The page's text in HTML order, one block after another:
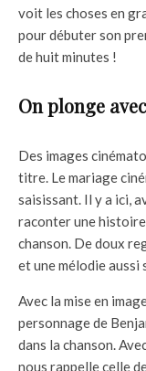
voit les choses en
pour débuter son
de huit minutes !
On plonge
Des images
titre. Le mariage
saisissant. Il y a ici,
raconter une histoire
chanson. De doux
et une mélodie aussi
Avec la mise en
personnage de
dans la chanson.
nous rappelle celle